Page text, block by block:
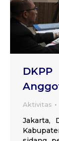
Aktivitas
Jakarta,